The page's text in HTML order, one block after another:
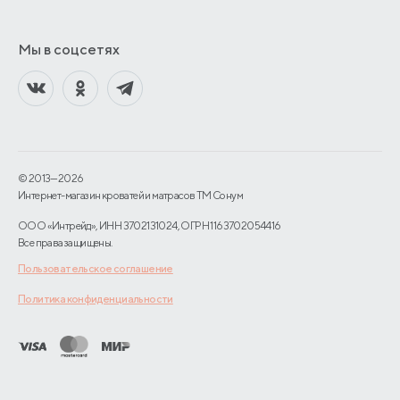
Мы в соцсетях
© 2013—2026
Интернет-магазин кроватей и матрасов TM Сонум
ООО «Интрейд», ИНН 3702131024, ОГРН 1163702054416
Все права защищены.
Пользовательское соглашение
Политика конфиденциальности